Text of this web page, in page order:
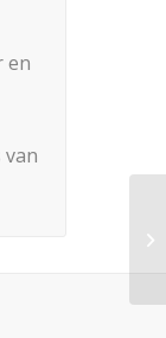
en